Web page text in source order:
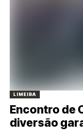
LIMEIRA
Encontro de
diversão